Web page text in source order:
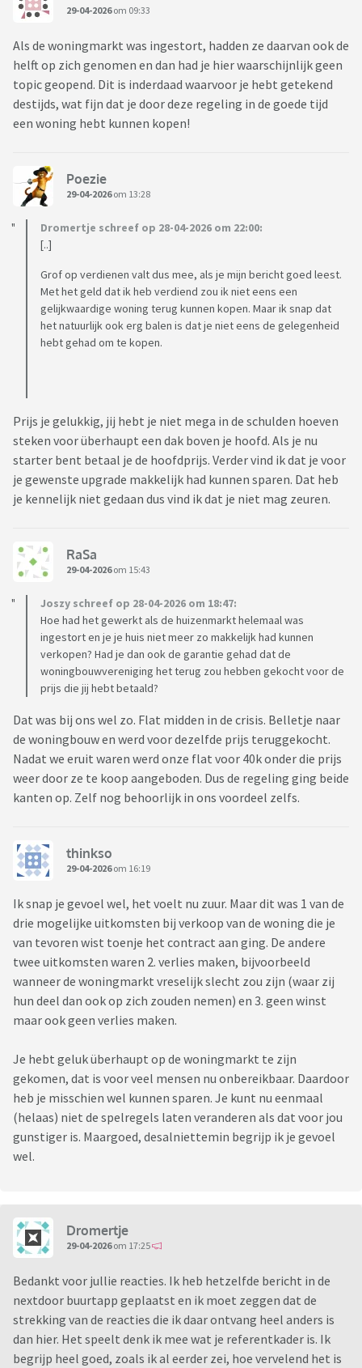
29-04-2026om 09:33
Als de woningmarkt was ingestort, hadden ze daarvan ook de
helft op zich genomen en dan had je hier waarschijnlijk geen
topic geopend. Dit is inderdaad waarvoor je hebt getekend
destijds, wat fijn dat je door deze regeling in de goede tijd
een woning hebt kunnen kopen!
Poezie
29-04-2026om 13:28
Dromertje schreef op 28-04-2026 om 22:00:
[..]
Grof op verdienen valt dus mee, als je mijn bericht goed leest.
Met het geld dat ik heb verdiend zou ik niet eens een
gelijkwaardige woning terug kunnen kopen. Maar ik snap dat
het natuurlijk ook erg balen is dat je niet eens de gelegenheid
hebt gehad om te kopen.
Prijs je gelukkig, jij hebt je niet mega in de schulden hoeven
steken voor überhaupt een dak boven je hoofd. Als je nu
starter bent betaal je de hoofdprijs. Verder vind ik dat je voor
je gewenste upgrade makkelijk had kunnen sparen. Dat heb
je kennelijk niet gedaan dus vind ik dat je niet mag zeuren.
RaSa
29-04-2026om 15:43
Joszy schreef op 28-04-2026 om 18:47:
Hoe had het gewerkt als de huizenmarkt helemaal was
ingestort en je je huis niet meer zo makkelijk had kunnen
verkopen? Had je dan ook de garantie gehad dat de
woningbouwvereniging het terug zou hebben gekocht voor de
prijs die jij hebt betaald?
Dat was bij ons wel zo. Flat midden in de crisis. Belletje naar
de woningbouw en werd voor dezelfde prijs teruggekocht.
Nadat we eruit waren werd onze flat voor 40k onder die prijs
weer door ze te koop aangeboden. Dus de regeling ging beide
kanten op. Zelf nog behoorlijk in ons voordeel zelfs.
thinkso
29-04-2026om 16:19
Ik snap je gevoel wel, het voelt nu zuur. Maar dit was 1 van de
drie mogelijke uitkomsten bij verkoop van de woning die je
van tevoren wist toenje het contract aan ging. De andere
twee uitkomsten waren 2. verlies maken, bijvoorbeeld
wanneer de woningmarkt vreselijk slecht zou zijn (waar zij
hun deel dan ook op zich zouden nemen) en 3. geen winst
maar ook geen verlies maken.
Je hebt geluk überhaupt op de woningmarkt te zijn
gekomen, dat is voor veel mensen nu onbereikbaar. Daardoor
heb je misschien wel kunnen sparen. Je kunt nu eenmaal
(helaas) niet de spelregels laten veranderen als dat voor jou
gunstiger is. Maargoed, desalniettemin begrijp ik je gevoel
wel.
Dromertje
29-04-2026om 17:25
Bedankt voor jullie reacties. Ik heb hetzelfde bericht in de
nextdoor buurtapp geplaatst en ik moet zeggen dat de
strekking van de reacties die ik daar ontvang heel anders is
dan hier. Het speelt denk ik mee wat je referentkader is. Ik
begrijp heel goed, zoals ik al eerder zei, hoe vervelend het is